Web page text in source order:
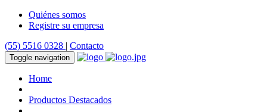
Quiénes somos
Registre su empresa
(55) 5516 0328 | Contacto
Toggle navigation
Home
Productos Destacados